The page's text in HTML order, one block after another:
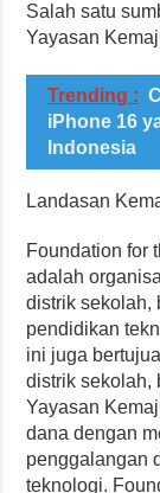
Salah satu
Yayasan
Trending :
iPhone 16
Indonesia
Landasan
Foundation for
adalah
distrik sekolah,
pendidikan
ini juga
distrik sekolah,
Yayasan
dana dengan
penggalangan
teknologi.